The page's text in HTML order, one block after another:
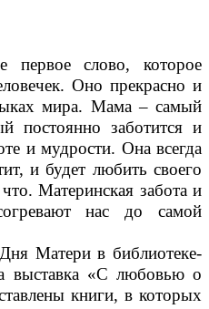
слово, которое
Оно прекрасно и
мира. Мама – самый
постоянно заботится и
и мудрости. Она всегда
и будет любить своего
Материнская забота и
нас до самой
Матери в библиотеке-
выставка «С любовью о
книги, в которых